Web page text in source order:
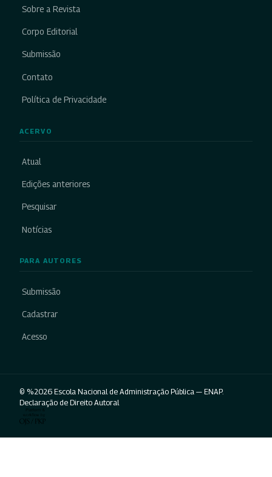
Sobre a Revista
Corpo Editorial
Submissão
Contato
Política de Privacidade
ACERVO
Atual
Edições anteriores
Pesquisar
Notícias
PARA AUTORES
Submissão
Cadastrar
Acesso
© %2026 Escola Nacional de Administração Pública — ENAP.
Declaração de Direito Autoral